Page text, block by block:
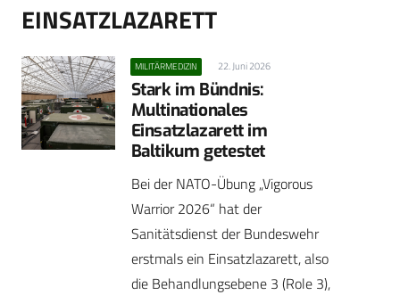
EINSATZLAZARETT
MILITÄRMEDIZIN 22. Juni 2026
Stark im Bündnis:
Multinationales
Einsatzlazarett im
Baltikum getestet
Bei der NATO-Übung „Vigorous
Warrior 2026“ hat der
Sanitätsdienst der Bundeswehr
erstmals ein Einsatzlazarett, also
die Behandlungsebene 3 (Role 3),